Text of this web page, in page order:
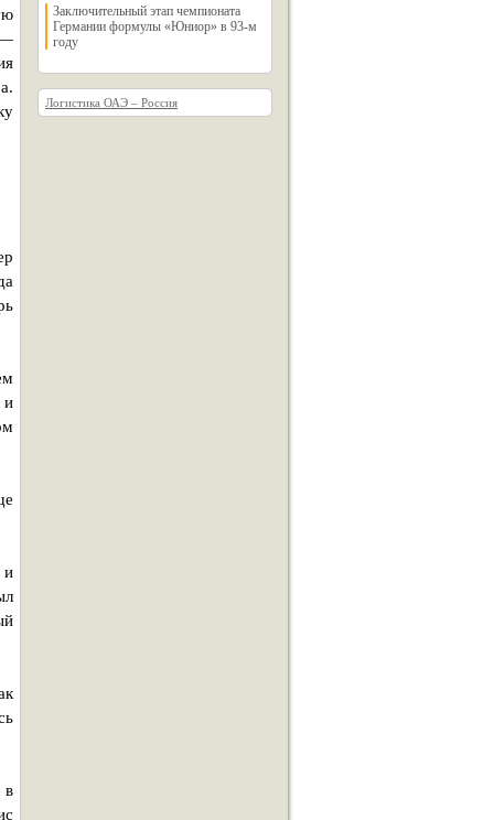
—
и
и
в
Заключительный этап чемпионата
Германии формулы «Юниор» в 93-м
году
Логистика ОАЭ – Россия